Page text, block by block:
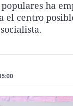
ha
el centro